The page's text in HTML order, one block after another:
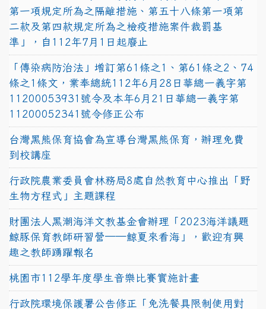
第一項規定所為之隔離措施、第五十八條第一項第
二款及第四款規定所為之檢疫措施案件裁罰基
準」，自112年7月1日起廢止
「傳染病防治法」增訂第61條之1、第61條之2、74
條之1條文，業奉總統112年6月28日華總一義字第
11200053931號令及本年6月21日華總一義字第
11200052341號令修正公布
台灣黑熊保育協會為宣導台灣黑熊保育，辦理免費
到校講座
行政院農業委員會林務局8處自然教育中心推出「野
生物方程式」主題課程
財團法人黑潮海洋文教基金會辦理「2023海洋議題
鯨豚保育教師研習營──鯨夏來看海」，歡迎有興
趣之教師踴躍報名
桃園市112學年度學生音樂比賽實施計畫
行政院環境保護署公告修正「免洗餐具限制使用對